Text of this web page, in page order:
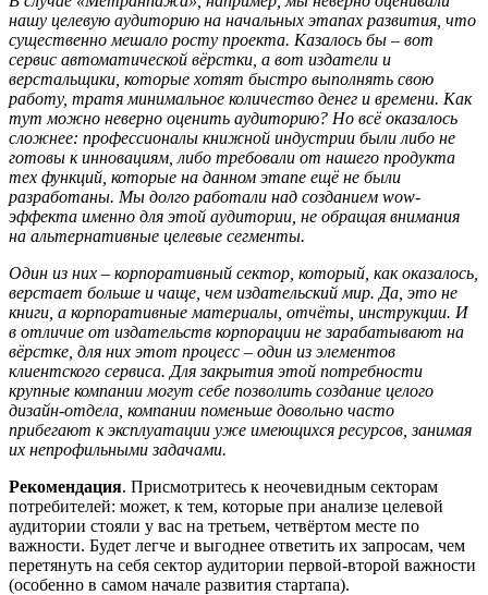
нашу целевую аудиторию на начальных этапах развития, что
существенно мешало росту проекта. Казалось бы – вот
сервис автоматической вёрстки, а вот издатели и
верстальщики, которые хотят быстро выполнять свою
работу, тратя минимальное количество денег и времени. Как
тут можно неверно оценить аудиторию? Но всё оказалось
сложнее: профессионалы книжной индустрии были либо не
готовы к инновациям, либо требовали от нашего продукта
тех функций, которые на данном этапе ещёне были
разработаны. Мы долго работали над созданием wow-
эффекта именно для этой аудитории, не обращая внимания
на альтернативные целевые сегменты.
Один из них – корпоративный сектор, который, как оказалось,
верстает больше и чаще, чем издательский мир. Да, это не
книги, а корпоративные материалы, отчёты, инструкции. И
в отличие от издательств корпорации не зарабатывают на
вёрстке, для них этот процесс – один из элементов
клиентского сервиса. Для закрытия этой потребности
крупные компании могут себе позволить создание целого
дизайн-отдела, компании поменьше довольно часто
прибегают к эксплуатации уже имеющихся ресурсов, занимая
их непрофильными задачами.
Рекомендация. Присмотритесь к неочевидным секторам
потребителей: может, к тем, которые при анализе целевой
аудитории стояли у вас на третьем, четвёртом месте по
важности. Будет легче и выгоднее ответить их запросам, чем
перетянуть на себя сектор аудитории первой-второй важности
(особенно в самом начале развития стартапа).